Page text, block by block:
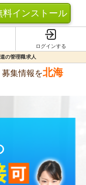
料インストール
ログインする
の管理職求人
集情報を北海